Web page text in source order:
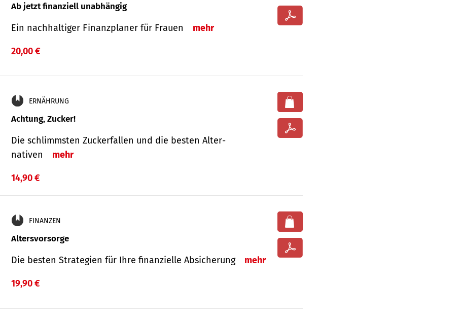
Ab jetzt finanziell unabhängig
Ein nachhaltiger Finanzplaner für Frauen mehr
20,00 €
ERNÄHRUNG
Achtung, Zucker!
Die schlimmsten Zucker­fallen und die besten Alter­
nativen
mehr
14,90 €
FINANZEN
Altersvorsorge
Die besten Strategien für Ihre finanzielle Absicherung mehr
19,90 €